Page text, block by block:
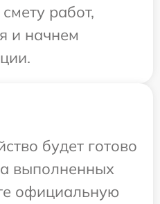
работ,
и начнем
будет готово
выполненных
официальную